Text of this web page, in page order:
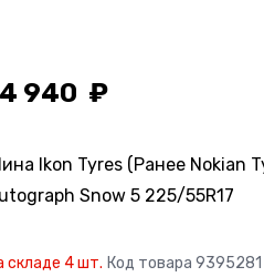
940
Ikon Tyres (Ранее Nokian
Snow 5 225/55R17
складе 4 шт. Код товара 9395281